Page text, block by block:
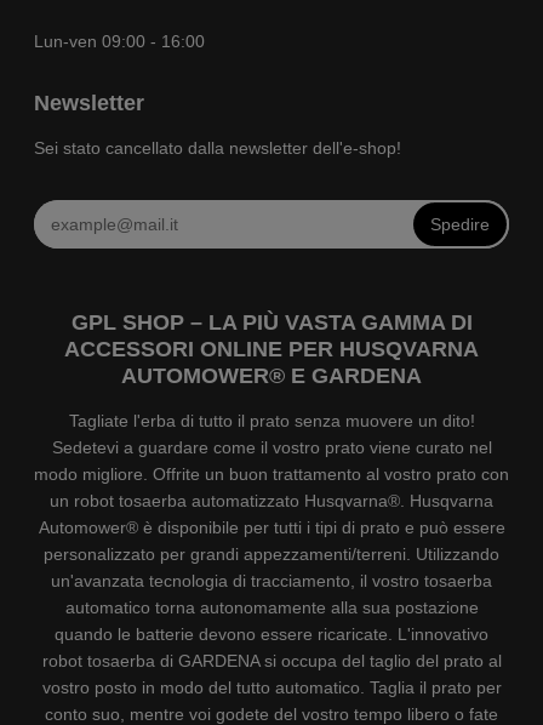
Lun-ven 09:00 - 16:00
Newsletter
Sei stato cancellato dalla newsletter dell'e-shop!
Spedire
GPL SHOP – LA PIÙ VASTA GAMMA DI
ACCESSORI ONLINE PER HUSQVARNA
AUTOMOWER® E GARDENA
Tagliate l'erba di tutto il prato senza muovere un dito!
Sedetevi a guardare come il vostro prato viene curato nel
modo migliore. Offrite un buon trattamento al vostro prato con
un robot tosaerba automatizzato Husqvarna®. Husqvarna
Automower® è disponibile per tutti i tipi di prato e può essere
personalizzato per grandi appezzamenti/terreni. Utilizzando
un'avanzata tecnologia di tracciamento, il vostro tosaerba
automatico torna autonomamente alla sua postazione
quando le batterie devono essere ricaricate. L'innovativo
robot tosaerba di GARDENA si occupa del taglio del prato al
vostro posto in modo del tutto automatico. Taglia il prato per
conto suo, mentre voi godete del vostro tempo libero o fate